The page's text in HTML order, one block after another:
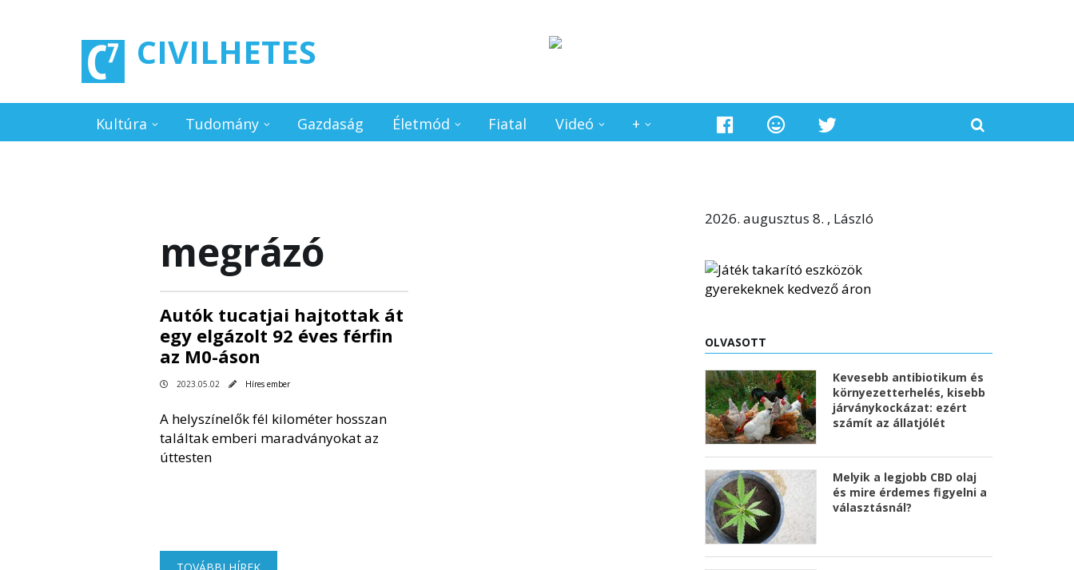
CIVILHETES
Kultúra Tudomány Gazdaság Életmód Fiatal Videó +
megrázó
Autók tucatjai hajtottak át
egy elgázolt 92 éves férfin
az M0-áson
2023.05.02 Híres ember
A helyszínelők fél kilométer hosszan
találtak emberi maradványokat az
úttesten
2026. augusztus 8. , László
OLVASOTT
Kevesebb antibiotikum és
környezetterhelés, kisebb
járványkockázat: ezért
számít az állatjólét
Melyik a legjobb CBD olaj
és mire érdemes figyelni a
választásnál?